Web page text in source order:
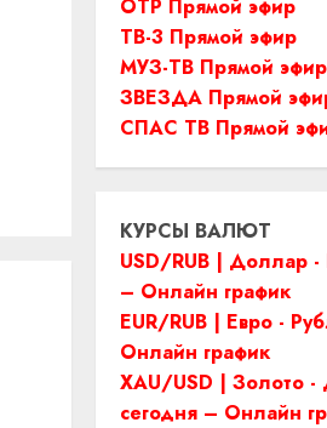
ОТР Прямой эфир
ТВ-3 Прямой эфир
МУЗ-ТВ Прямой эфир
ЗВЕЗДА Прямой
СПАС ТВ Прямой
КУРСЫ ВАЛЮТ
USD/RUB | Доллар -
– Онлайн график
EUR/RUB | Евро -
Онлайн график
XAU/USD | Золото
сегодня – Онлайн